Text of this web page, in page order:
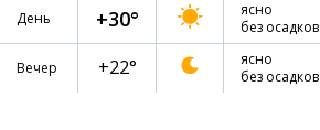
День +30°
ясно
без осадков
Вечер +22°
ясно
без осадков